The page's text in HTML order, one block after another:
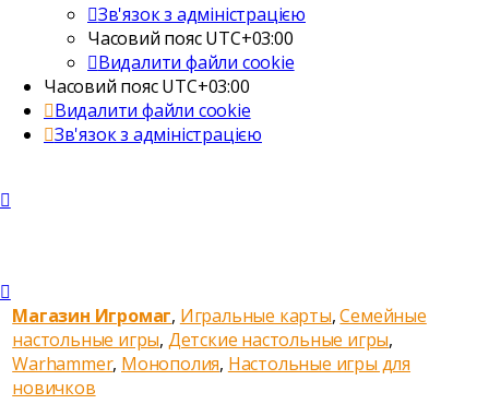
Зв'язок з адміністрацією
Часовий поясUTC+03:00
Видалити файли cookie
Часовий поясUTC+03:00
Видалити файли cookie
Зв'язок з адміністрацією
Магазин Игромаг, Игральные карты,Семейные
настольные игры, Детские настольные игры,
Warhammer, Монополия, Настольные игры для
новичков